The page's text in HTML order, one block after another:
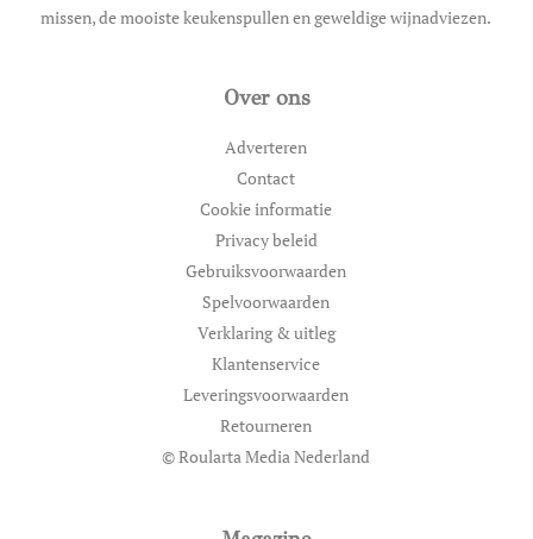
missen, de mooiste keukenspullen en geweldige wijnadviezen.
Over ons
Adverteren
Contact
Cookie informatie
Privacy beleid
Gebruiksvoorwaarden
Spelvoorwaarden
Verklaring & uitleg
Klantenservice
Leveringsvoorwaarden
Retourneren
© Roularta Media Nederland